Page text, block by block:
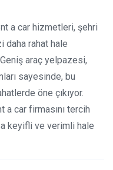
a car hizmetleri, şehri
rahat hale
araç yelpazesi,
sayesinde, bu
öne çıkıyor.
a car firmasını tercih
keyifli ve verimli hale